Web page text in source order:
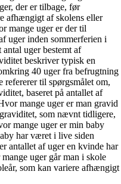
der er tilbage, før
afhængigt af skolens eller
mange uger er der til
uger inden sommerferien i
uger bestemt af
beskriver typisk en
40 uger fra befrugtning
refererer til spørgsmålet om,
baseret på antallet af
mange uger er man gravid
som nævnt tidligere,
mange uger er min baby
har været i live siden
antallet af uger en kvinde har
uger går man i skole
som kan variere afhængigt